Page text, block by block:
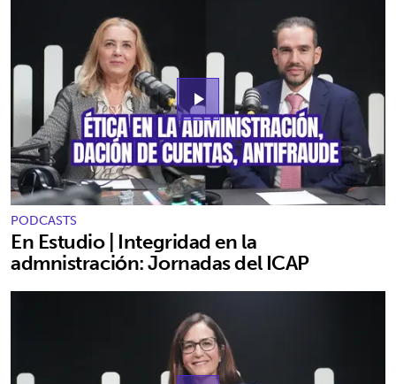
play_arrow
PODCASTS
En Estudio | Integridad en la
admnistración: Jornadas del ICAP